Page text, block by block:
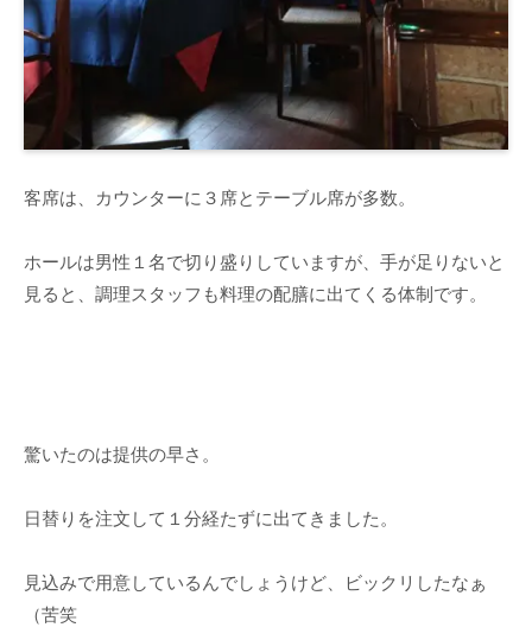
客席は、カウンターに３席とテーブル席が多数。
ホールは男性１名で切り盛りしていますが、手が足りないと
見ると、調理スタッフも料理の配膳に出てくる体制です。
驚いたのは提供の早さ。
日替りを注文して１分経たずに出てきました。
見込みで用意しているんでしょうけど、ビックリしたなぁ
（苦笑